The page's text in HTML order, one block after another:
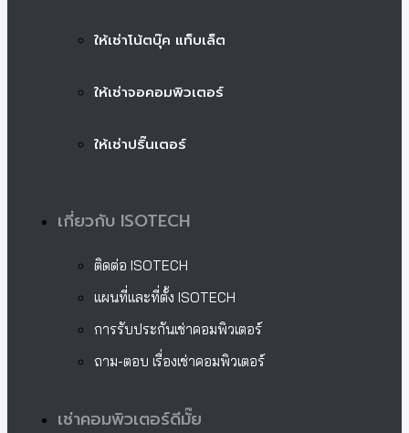
ให้เช่าโน้ตบุ๊ค แท็บเล็ต
ให้เช่าจอคอมพิวเตอร์
ให้เช่าปริ๊นเตอร์
เกี่ยวกับ ISOTECH
ติดต่อ ISOTECH
แผนที่และที่ตั้ง ISOTECH
การรับประกันเช่าคอมพิวเตอร์
ถาม-ตอบ เรื่องเช่าคอมพิวเตอร์
เช่าคอมพิวเตอร์ดีมั๊ย